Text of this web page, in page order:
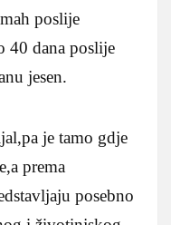
poslije
40 dana poslije
jesen.
je tamo gdje
prema
posebno